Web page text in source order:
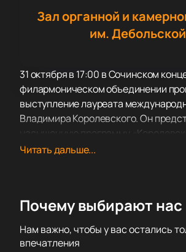
Зал органной и
им. Дебольской
31 октября в 17:00 в Сочинском
филармоническом объединении
выступление лауреата
Владимира Королевского. Он
насыщенную программу
Органный зал гостеприимно
органа. Название «король
небывалая мощь — он способен
Читать дальше...
Почему выбирают нас
Нам важно, чтобы у вас остались
впечатления